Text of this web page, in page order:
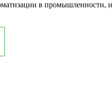
в промышленности,